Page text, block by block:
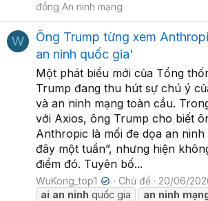
đồng An ninh mạng
W
Ông Trump từng xem
an ninh quốc gia'
Một phát biểu mới của Tổng
Trump đang thu hút sự chú ý
và an ninh mạng toàn cầu.
với Axios, ông Trump cho biết
Anthropic là mối đe dọa an
đây một tuần”, nhưng hiện
điểm đó. Tuyên bố...
WuKong_top1 ✔ Chủ đề
20/06/
ai an ninh quốc gia an ninh